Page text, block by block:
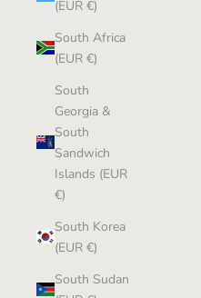
(EUR €)
South Africa
(EUR €)
South
Georgia &
South
Sandwich
Islands (EUR
€)
South Korea
(EUR €)
South Sudan